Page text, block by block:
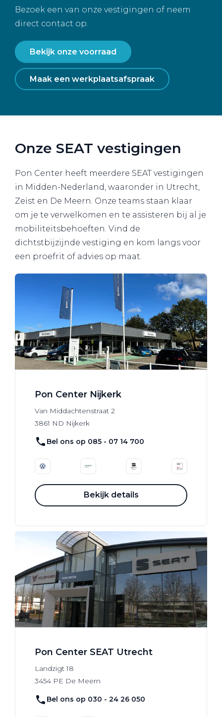
Bezoek een van onze vestigingen of neem
direct contact op.
Bekijk onze voorraad
Maak een werkplaatsafspraak
Onze SEAT vestigingen
Pon Center heeft meerdere SEAT vestigingen
in Midden-Nederland, waaronder in Utrecht,
Zeist en De Meern. Onze teams staan klaar
om je te verwelkomen en te assisteren bij al je
mobiliteitsbehoeften. Vind de
dichtstbijzijnde vestiging en kom langs voor
een proefrit of advies op maat.
Pon Center Nijkerk
Van Middachtenstraat 2
3861 ND Nijkerk
Bel ons op 085 - 07 14 700
Bekijk details
Pon Center SEAT Utrecht
Landzigt 18
3454 PE De Meern
Bel ons op 030 - 24 26 050